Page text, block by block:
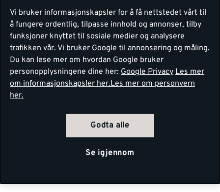
Vi bruker informasjonskapsler for å få nettstedet vårt til
å fungere ordentlig, tilpasse innhold og annonser, tilby
funksjoner knyttet til sosiale medier og analysere
trafikken vår. Vi bruker Google til annonsering og måling.
Du kan lese mer om hvordan Google bruker
personopplysningene dine her: Google Privacy Les mer
om informasjonskapsler her.Les mer om personvern
her.
Godta alle
Se igjennom